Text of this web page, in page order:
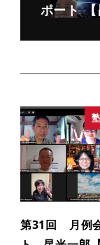
ポート
第31回 月例